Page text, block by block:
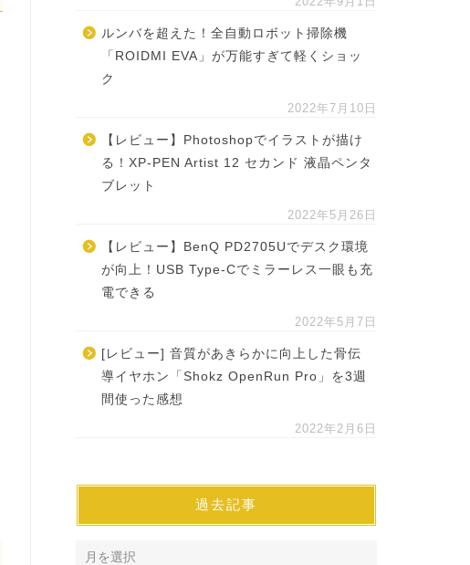
ルンバを超えた！全自動ロボット掃除機
「ROIDMI EVA」が万能すぎて軽くショッ
ク
2022年7月10日
【レビュー】Photoshopでイラストが描け
る！XP-PEN Artist 12 セカンド 液晶ペンタ
ブレット
2022年5月26日
【レビュー】BenQ PD2705Uでデスク環境
が向上！USB Type-Cでミラーレス一眼も充
電できる
2022年5月7日
[レビュー] 音質があきらかに向上した骨伝
導イヤホン「Shokz OpenRun Pro」を3週
間使った感想
2022年2月6日
過去記事